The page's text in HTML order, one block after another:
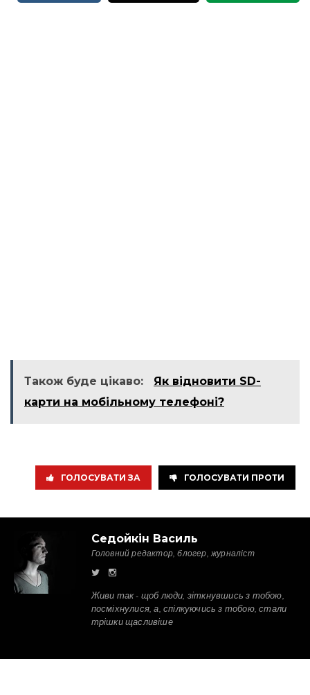
Також буде цікаво:
Як відновити SD-
карти на мобільному телефоні?
ГОЛОСУВАТИ ЗА ГОЛОСУВАТИ ПРОТИ
Седойкін Василь
Головний редактор, блогер, журналіст
Живи так - щоб люди, зіткнувшись з тобою,
посміхнулися, а, спілкуючись з тобою, стали
трішки щасливіше